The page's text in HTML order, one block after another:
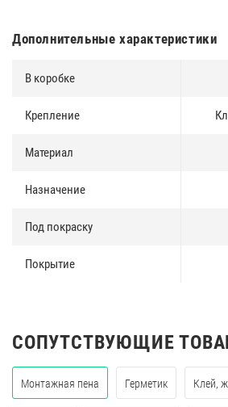
Дополнительные характеристики
В коробке
Крепление
Материал
Назначение
Под покраску
Покрытие
СОПУТСТВУЮЩИЕ
Монтажная пена Герметик Клей,